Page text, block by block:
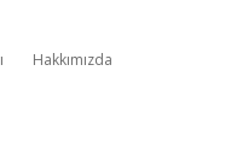
Hakkımızda